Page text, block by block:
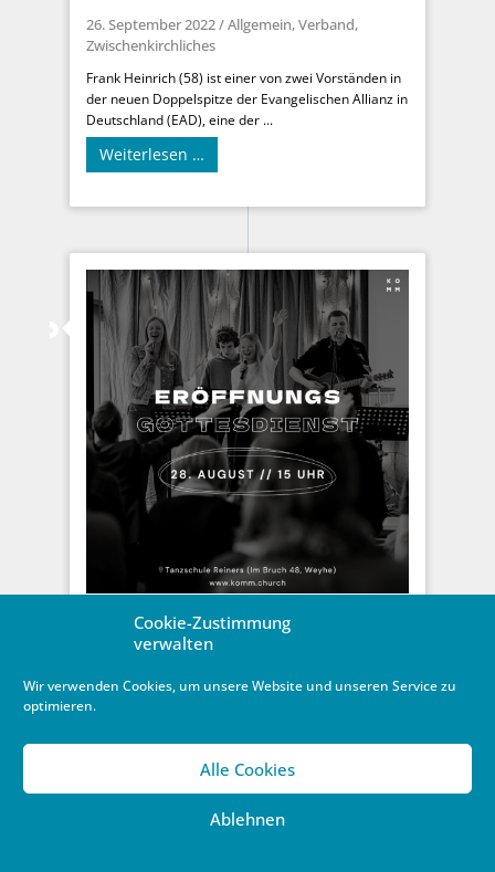
Cookie-Zustimmung
verwalten
Wir verwenden Cookies, um unsere Website und unseren Service zu
optimieren.
Alle Cookies
Ablehnen
26. September 2022/Allgemein,Verband,
Zwischenkirchliches
Frank Heinrich (58) ist einer von zwei Vorständen in
der neuen Doppelspitze der Evangelischen Allianz in
Deutschland (EAD), eine der ...
Weiterlesen …
Grand Opening einer
Gemeindegründung
Einweyhung der Komm-Kirche
9. August 2022/Gemeinden
niedersächsischen Schulbeginn nach den
Sommerferien - feiert die "Komm-Kirche" in Weyhe,